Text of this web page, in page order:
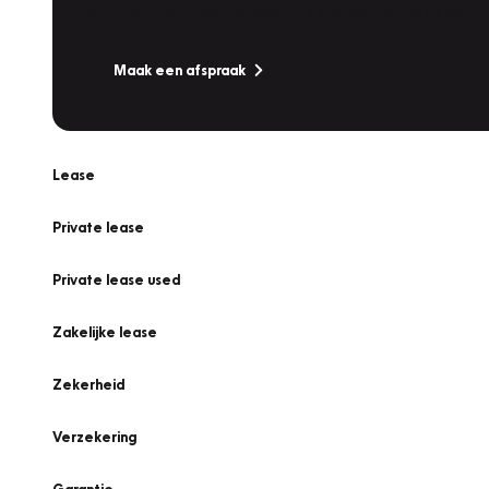
Maak een afspraak
Lease
Private lease
Private lease used
Zakelijke lease
Zekerheid
Verzekering